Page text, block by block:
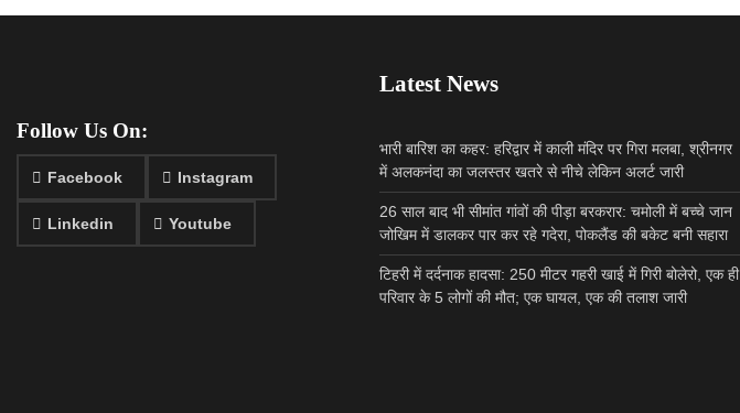
Follow Us On:
Facebook Instagram
Linkedin Youtube
Latest News
भारी बारिश का कहर: हरिद्वार में काली मंदिर पर गिरा मलबा, श्रीनगर
में अलकनंदा का जलस्तर खतरे से नीचे लेकिन अलर्ट जारी
26 साल बाद भी सीमांत गांवों की पीड़ा बरकरार: चमोली में बच्चे जान
जोखिम में डालकर पार कर रहे गदेरा, पोकलैंड की बकेट बनी सहारा
टिहरी में दर्दनाक हादसा: 250 मीटर गहरी खाई में गिरी बोलेरो, एक ही
परिवार के 5 लोगों की मौत; एक घायल, एक की तलाश जारी